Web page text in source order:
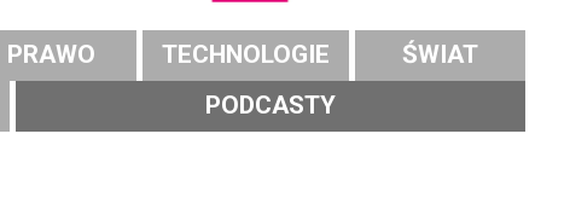
PRAWO TECHNOLOGIE
ŚWIAT
PODCASTY